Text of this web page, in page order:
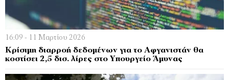
16:09 - 11 Μαρτίου 2026
Κρίσιμη διαρροή δεδομένων για το Αφγανιστάν θα
κοστίσει 2,5 δισ. λίρες στο Υπουργείο Άμυνας